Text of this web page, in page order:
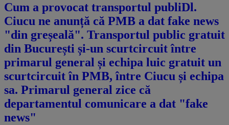
Cum a provocat transportul publiDl.
Ciucu ne anunță că PMB a dat fake news
"din greșeală". Transportul public gratuit
din București și-un scurtcircuit între
primarul general și echipa luic gratuit un
scurtcircuit în PMB, între Ciucu și echipa
sa. Primarul general zice că
departamentul comunicare a dat "fake
news"